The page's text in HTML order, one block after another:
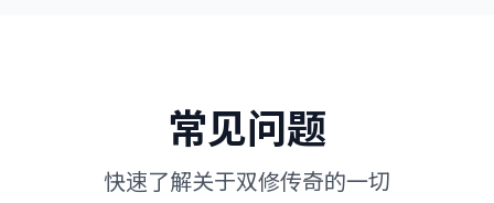
常见问题
快速了解关于双修传奇的一切